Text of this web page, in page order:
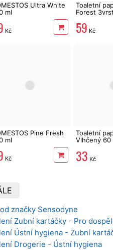
Ultra White
ml
Kč
Toaletní
Forest
59 Kč
Pine Fresh
ml
Kč
Toaletní
Vlhčený 60
33 Kč
značky Sensodyne
Zubní kartáčky - Pro
Ústní hygiena - Zubní
Drogerie - Ústní hygiena